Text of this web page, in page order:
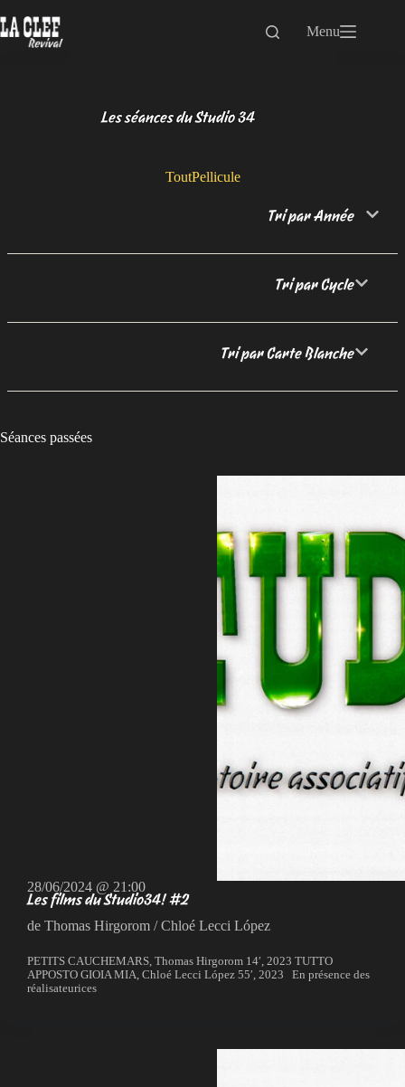
au
contenu
Menu
Les séances du Studio 34
ToutPellicule
Tri par Année
Tri par Cycle
Tri par Carte Blanche
Séances passées
28/06/2024 @ 21:00
Les films du Studio34! #2
de Thomas Hirgorom / Chloé Lecci López
PETITS CAUCHEMARS, Thomas Hirgorom 14′, 2023 TUTTO
APPOSTO GIOIA MIA, Chloé Lecci López 55′, 2023 En présence des
réalisateurices